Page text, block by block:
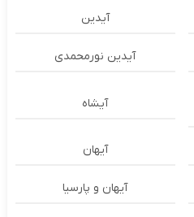
آیدین
آیدین نورمحمدی
آیشاه
آیهان
آیهان و پارسیا